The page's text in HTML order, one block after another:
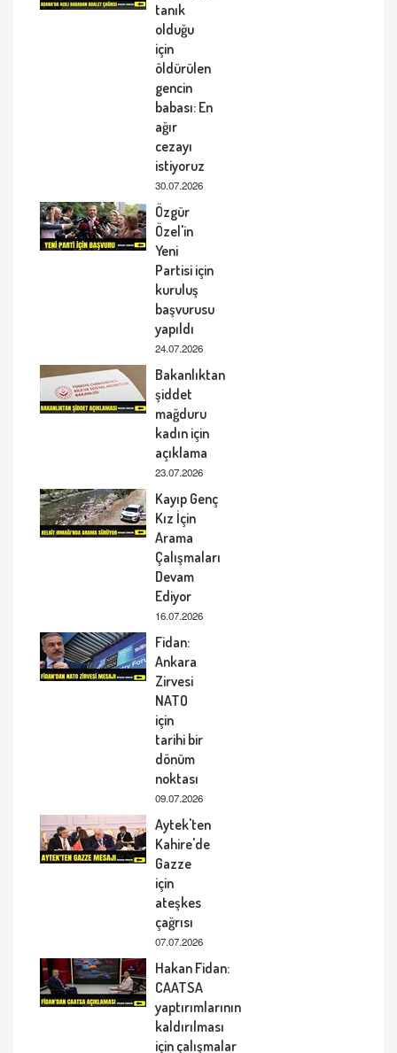
tanık
olduğu
için
öldürülen
gencin
babası: En
ağır
cezayı
istiyoruz
30.07.2026
Özgür
Özel'in
Yeni
Partisi için
kuruluş
başvurusu
yapıldı
24.07.2026
Bakanlıktan
şiddet
mağduru
kadın için
açıklama
23.07.2026
Kayıp Genç
Kız İçin
Arama
Çalışmaları
Devam
Ediyor
16.07.2026
Fidan:
Ankara
Zirvesi
NATO
için
tarihi bir
dönüm
noktası
09.07.2026
Aytek'ten
Kahire'de
Gazze
için
ateşkes
çağrısı
07.07.2026
Hakan Fidan:
CAATSA
yaptırımlarının
kaldırılması
için çalışmalar